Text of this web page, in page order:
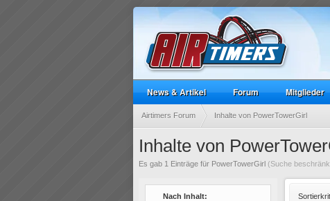
News & Artikel Forum Mitglieder
Airtimers Forum Inhalte von PowerTowerGirl
Inhalte von
Es gab 1 Einträge für PowerTowerGirl (Suche
Nach Inhalt: